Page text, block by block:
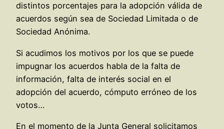
distintos porcentajes para la adopción válida de
acuerdos según sea de Sociedad Limitada o de
Sociedad Anónima.
Si acudimos los motivos por los que se puede
impugnar los acuerdos habla de la falta de
información, falta de interés social en el
adopción del acuerdo, cómputo erróneo de los
votos…
En el momento de la Junta General solicitamos